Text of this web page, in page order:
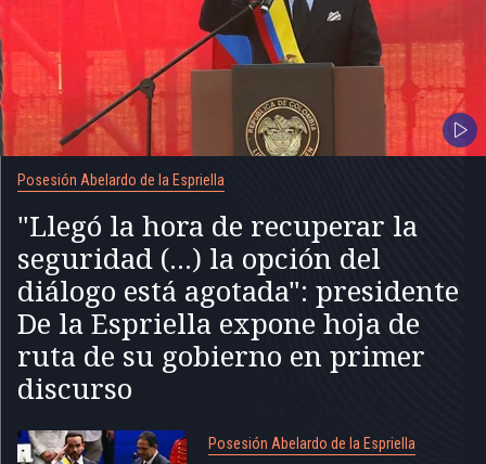
Posesión Abelardo de la Espriella
"Llegó la hora de recuperar la
seguridad (...) la opción del
diálogo está agotada": presidente
De la Espriella expone hoja de
ruta de su gobierno en primer
discurso
Posesión Abelardo de la Espriella